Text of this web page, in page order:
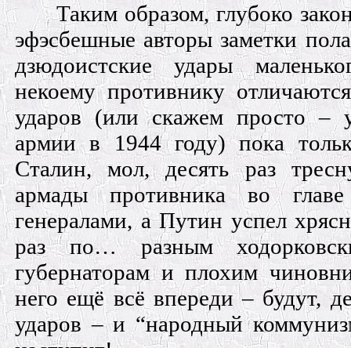
Таким образом, глубоко
эфэсбешные авторы заметки
дзюдоистские удары
некоему противнику
ударов (или скажем просто –
армии в 1944 году) пока
Сталин, мол, десять раз
армады противника во
генералами, а Путин успел
раз по… разным
губернаторам и плохим
него ещё всё впереди – будут,
ударов – и “народный